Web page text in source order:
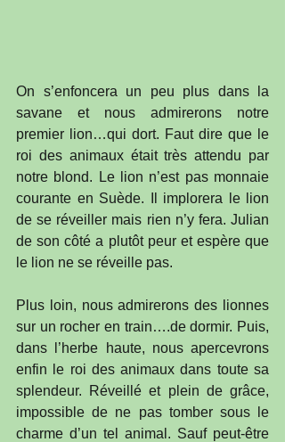
On s’enfoncera un peu plus dans la
savane et nous admirerons notre
premier lion…qui dort. Faut dire que le
roi des animaux était très attendu par
notre blond. Le lion n’est pas monnaie
courante en Suède. Il implorera le lion
de se réveiller mais rien n’y fera. Julian
de son côté a plutôt peur et espère que
le lion ne se réveille pas.
Plus loin, nous admirerons des lionnes
sur un rocher en train….de dormir. Puis,
dans l’herbe haute, nous apercevrons
enfin le roi des animaux dans toute sa
splendeur. Réveillé et plein de grâce,
impossible de ne pas tomber sous le
charme d’un tel animal. Sauf peut-être